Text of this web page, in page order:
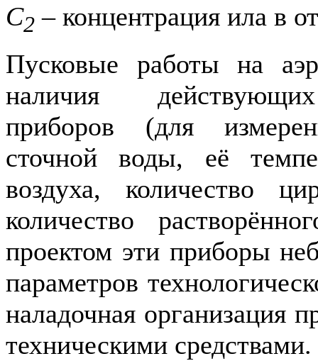
С2 – концентрация ила в
Пусковые работы на
наличия действующих
приборов (для
сточной воды, её
воздуха, количество
количество
проектом эти приборы
параметров
наладочная организация
техническими средствами.